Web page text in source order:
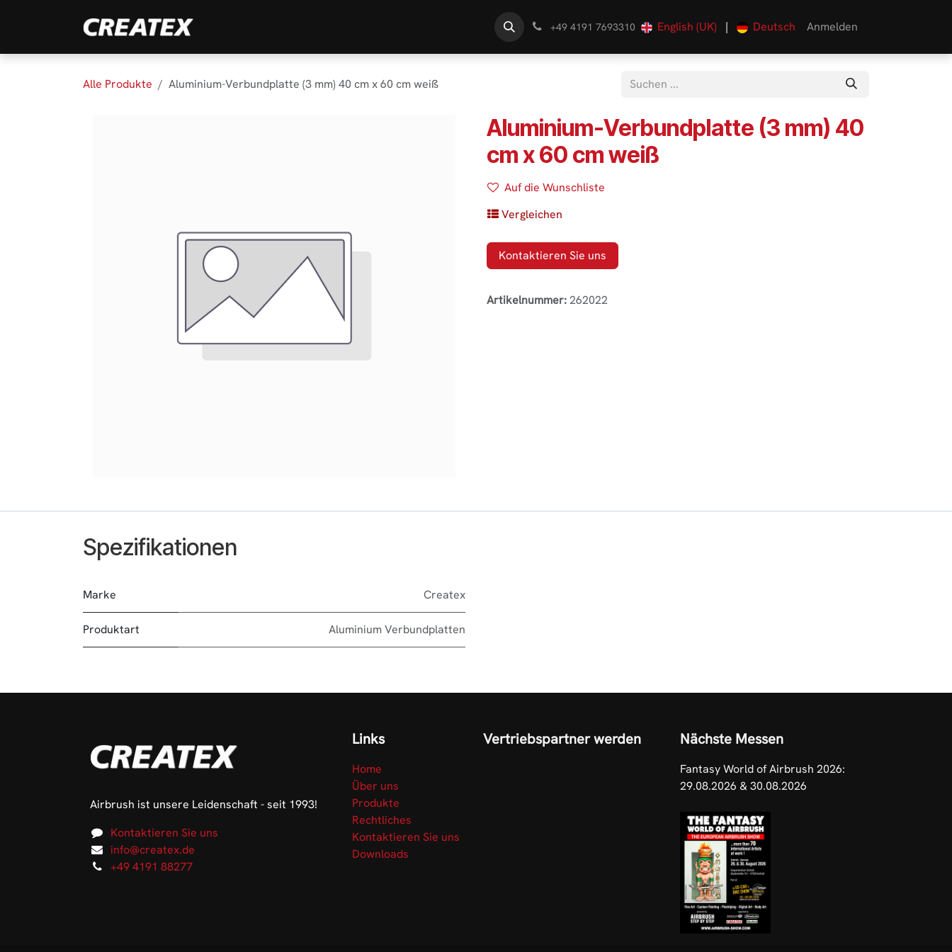
+49 4191 7693310 English (UK) | Deutsch Anmelden
Alle Produkte Aluminium-Verbundplatte (3 mm) 40 cm x 60 cm weiß
Aluminium-Verbundplatte (3 mm) 40
cm x 60 cm weiß
Auf die Wunschliste
Vergleichen
Kontaktieren Sie uns
Artikelnummer:262022
Spezifikationen
Marke Createx
Produktart Aluminium Verbundplatten
Airbrush ist unsere Leidenschaft - seit 1993!
Kontaktieren Sie uns
info@createx.de
+49 4191 88277
Links
Home
Über uns
Produkte
Rechtliches
Kontaktieren Sie uns
Downloads
Vertriebspartner werden Nächste Messen
Fantasy World of Airbrush 2026:
29.08.2026 & 30.08.2026